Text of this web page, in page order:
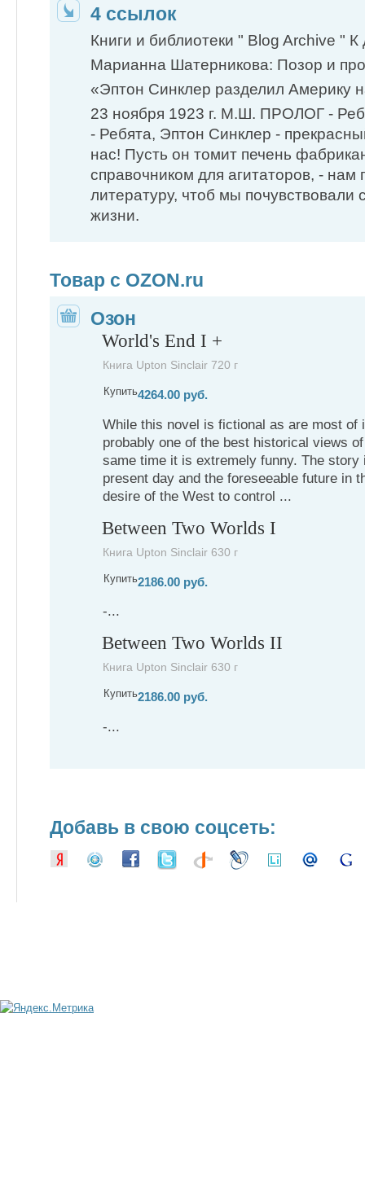
4 ссылок
Книги и библиотеки " Blog Archive "
Марианна Шатерникова: Позор и
«Эптон Синклер разделил Америку
23 ноября 1923 г. М.Ш. ПРОЛОГ -
- Ребята, Эптон Синклер -
нас! ​Пусть он томит печень
справочником для ​агитаторов, - нам
литературу, чтоб мы почувствовали
жизни.
Товар с OZON.ru
Озон
World's End I +
Книга Upton Sinclair 720 г
Купить4264.00 руб.
While this novel is fictional as are most of
probably one of the best historical views
same time it is extremely funny. The story
present day and the foreseeable future in
desire of the West to control ...
Between Two Worlds I
Книга Upton Sinclair 630 г
Купить2186.00 руб.
-...
Between Two Worlds II
Книга Upton Sinclair 630 г
Купить2186.00 руб.
-...
Добавь в свою соцсеть: